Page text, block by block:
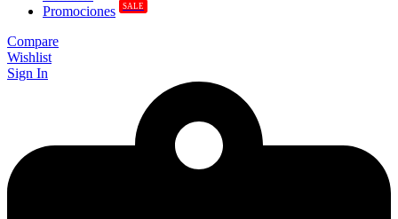
Promociones
SALE
Compare
Wishlist
Sign In